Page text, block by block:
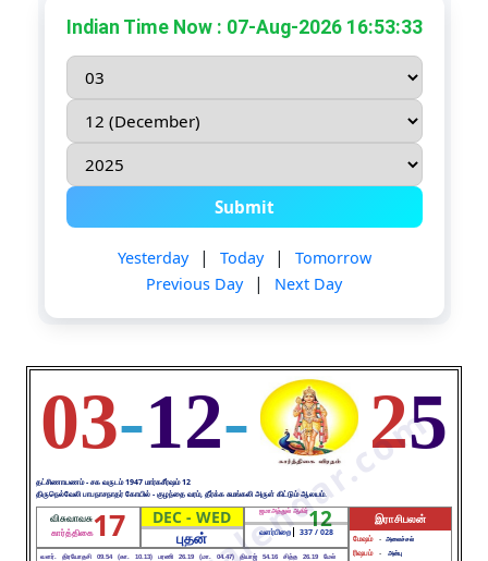
TN Govt Holidays
Indian Time Now : 07-Aug-2026 16:53:33
Submit
Yesterday | Today |
Tomorrow
Previous Day
| Next Day
03-12- 25
தட்சிணாயணம் - சக வருடம் 1947 மார்கசீர்ஷம் 12
திருநெல்வேலி பாபநாசநாதர் கோயில் - குழந்தை வரம், தீர்க்க சுமங்கலி அருள் கிட்டும் ஆலயம்.
விசுவாவசு
கார்த்திகை17 DEC - WED
புதன்
ஜமாஅத்துல் ஆகிர்12
வளர்பிறை 337 / 028
வளர். திரயோதசி 09.54 (கா. 10.13) பரணி 26.19 (மா. 04.47) தியாஜ் 54.16 சித்த 26.19 மேல்
இராசிபலன்
மேஷம் - அலைச்சல்
ரிஷபம் - அன்பு